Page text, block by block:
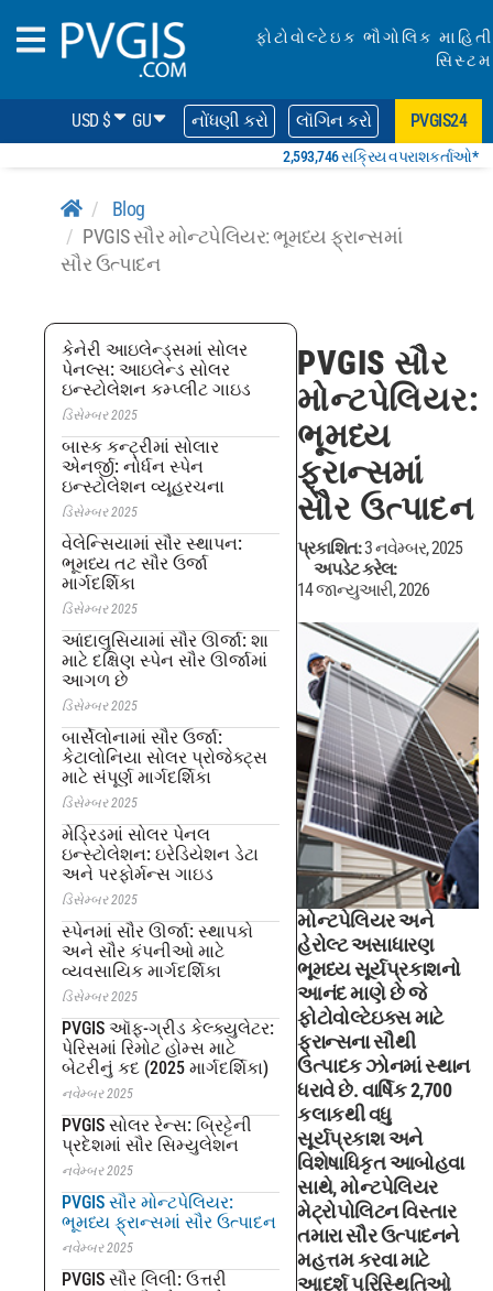
ફોટોવોલ્ટેઇક ભૌગોલિક માહિતી
સિસ્ટમ
USD $ GU નોંધણી કરો લૉગિન કરો PVGIS24
2,593,746 સક્રિય વપરાશકર્તાઓ*
Blog
PVGIS સૌર મોન્ટપેલિયર: ભૂમધ્ય ફ્રાન્સમાં
સૌર ઉત્પાદન
કેનેરી આઇલેન્ડ્સમાં સોલર
પેનલ્સ: આઇલેન્ડ સોલર
ઇન્સ્ટોલેશન કમ્પ્લીટ ગાઇડ
ડિસેમ્બર 2025
બાસ્ક કન્ટ્રીમાં સોલાર
એનર્જી: નોર્ધન સ્પેન
ઇન્સ્ટોલેશન વ્યૂહરચના
ડિસેમ્બર 2025
વેલેન્સિયામાં સૌર સ્થાપન:
ભૂમધ્ય તટ સૌર ઉર્જા
માર્ગદર્શિકા
ડિસેમ્બર 2025
આંદાલુસિયામાં સૌર ઊર્જા: શા
માટે દક્ષિણ સ્પેન સૌર ઊર્જામાં
આગળ છે
ડિસેમ્બર 2025
બાર્સેલોનામાં સૌર ઉર્જા:
કેટાલોનિયા સોલર પ્રોજેક્ટ્સ
માટે સંપૂર્ણ માર્ગદર્શિકા
ડિસેમ્બર 2025
મેડ્રિડમાં સોલર પેનલ
ઇન્સ્ટોલેશન: ઇરેડિયેશન ડેટા
અને પરફોર્મન્સ ગાઇડ
ડિસેમ્બર 2025
સ્પેનમાં સૌર ઊર્જા: સ્થાપકો
અને સૌર કંપનીઓ માટે
વ્યવસાયિક માર્ગદર્શિકા
ડિસેમ્બર 2025
PVGIS ઑફ-ગ્રીડ કેલ્ક્યુલેટર:
પેરિસમાં રિમોટ હોમ્સ માટે
બેટરીનું કદ (2025 માર્ગદર્શિકા)
નવેમ્બર 2025
PVGIS સોલર રેન્સ: બ્રિટ્ટેની
પ્રદેશમાં સૌર સિમ્યુલેશન
નવેમ્બર 2025
PVGIS સૌર મોન્ટપેલિયર:
ભૂમધ્ય ફ્રાન્સમાં સૌર ઉત્પાદન
નવેમ્બર 2025
PVGIS સૌર લિલી: ઉત્તરી
PVGIS સૌર
મોન્ટપેલિયર:
ભૂમધ્ય
ફ્રાન્સમાં
સૌર ઉત્પાદન
પ્રકાશિત:3 નવેમ્બર, 2025
અપડેટ કરેલ:
14 જાન્યુઆરી, 2026
મોન્ટપેલિયર અને
હેરોલ્ટ અસાધારણ
ભૂમધ્ય સૂર્યપ્રકાશનો
આનંદ માણે છે જે
ફોટોવોલ્ટેઇક્સ માટે
ફ્રાન્સના સૌથી
ઉત્પાદક ઝોનમાં સ્થાન
ધરાવે છે. વાર્ષિક 2,700
કલાકથી વધુ
સૂર્યપ્રકાશ અને
વિશેષાધિકૃત આબોહવા
સાથે, મોન્ટપેલિયર
મેટ્રોપોલિટન વિસ્તાર
તમારા સૌર ઉત્પાદનને
મહત્તમ કરવા માટે
આદર્શ પરિસ્થિતિઓ